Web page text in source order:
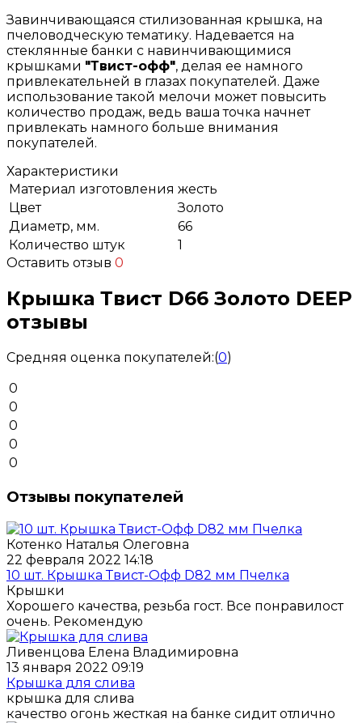
Завинчивающаяся стилизованная крышка, на
пчеловодческую тематику. Надевается на
стеклянные банки с навинчивающимися
крышками "Твист-офф", делая ее намного
привлекательней в глазах покупателей. Даже
использование такой мелочи может повысить
количество продаж, ведь ваша точка начнет
привлекать намного больше внимания
покупателей.
Характеристики
Материал изготовления жесть
Цвет
Золото
Диаметр, мм.
66
Количество штук
1
Оставить отзыв 0
Крышка Твист D66 Золото DEEP
отзывы
Средняя оценка покупателей:(0)
0
0
0
0
0
Отзывы покупателей
Котенко Наталья Олеговна
22 февраля 2022 14:18
10 шт. Крышка Твист-Офф D82 мм Пчелка
Крышки
Хорошего качества, резьба гост. Все понравилост
очень. Рекомендую
Ливенцова Елена Владимировна
13 января 2022 09:19
Крышка для слива
крышка для слива
качество огонь жесткая на банке сидит отлично